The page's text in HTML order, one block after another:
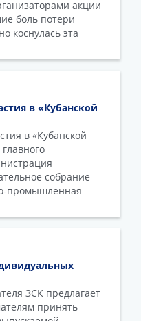
акции
боль потери
коснулась эта
в «Кубанской
в «Кубанской
собрание
промышленная
ЗСК предлагает
принять